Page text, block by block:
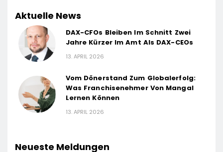
Aktuelle News
DAX-CFOs Bleiben Im Schnitt Zwei
Jahre Kürzer Im Amt Als DAX-CEOs
13. APRIL 2026
Vom Dönerstand Zum Globalerfolg:
Was Franchisenehmer Von Mangal
Lernen Können
13. APRIL 2026
Neueste Meldungen